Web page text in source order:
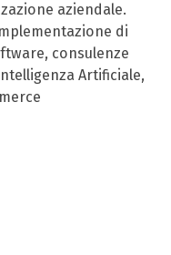
aziendale.
di
consulenze
Artificiale,